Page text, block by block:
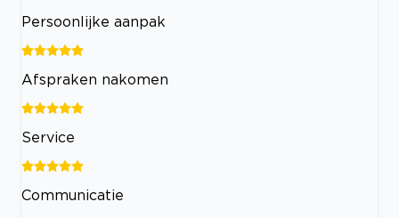
Persoonlijke aanpak
Afspraken nakomen
Service
Communicatie